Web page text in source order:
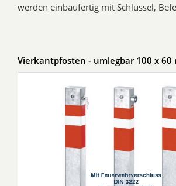
werden einbaufertig mit Schlüssel,
Vierkantpfosten - umlegbar 100 x 60